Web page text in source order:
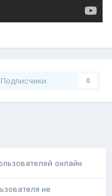
Подписчики 0
онлайн
не